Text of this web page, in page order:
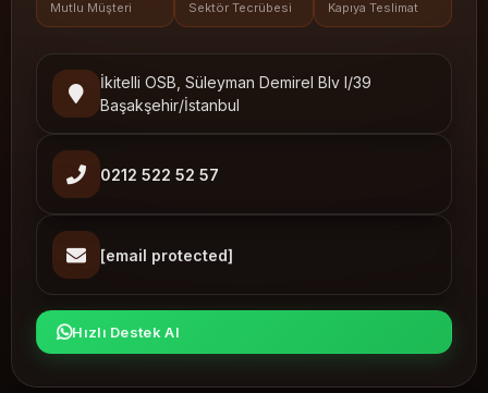
Mutlu Müşteri Sektör Tecrübesi Kapıya Teslimat
İkitelli OSB, Süleyman Demirel Blv I/39
Başakşehir/İstanbul
0212 522 52 57
[email protected]
Hızlı Destek Al